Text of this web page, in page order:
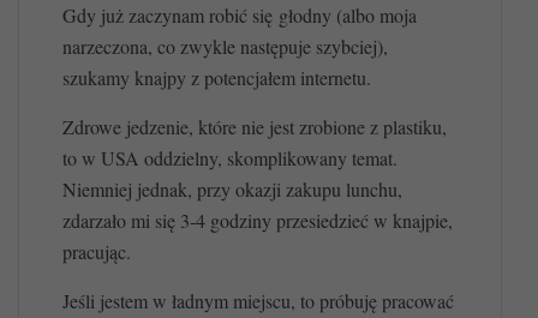
Gdy już zaczynam robić się głodny (albo moja
narzeczona, co zwykle następuje szybciej),
szukamy knajpy z potencjałem internetu.
Zdrowe jedzenie, które nie jest zrobione z plastiku,
to w USA oddzielny, skomplikowany temat.
Niemniej jednak, przy okazji zakupu lunchu,
zdarzało mi się 3-4 godziny przesiedzieć w knajpie,
pracując.
Jeśli jestem w ładnym miejscu, to próbuję pracować